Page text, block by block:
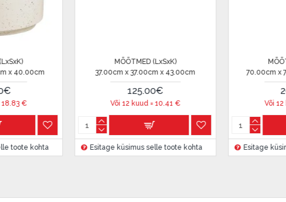
ID, eParaksts eID,
märgitud krediidi saamise
, samuti
oma finantsvõimalusi.
70.00cm x 70.00cm x 40.00cm
Esitage küsimus selle toote kohta
36.00cm x 36.00cm x 50.00cm
Esitage küsimus selle toote kohta